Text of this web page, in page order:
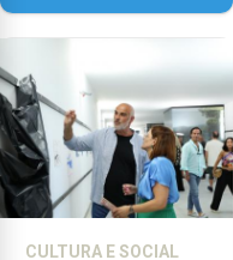
Senhora da
CULTURA E SOCIAL